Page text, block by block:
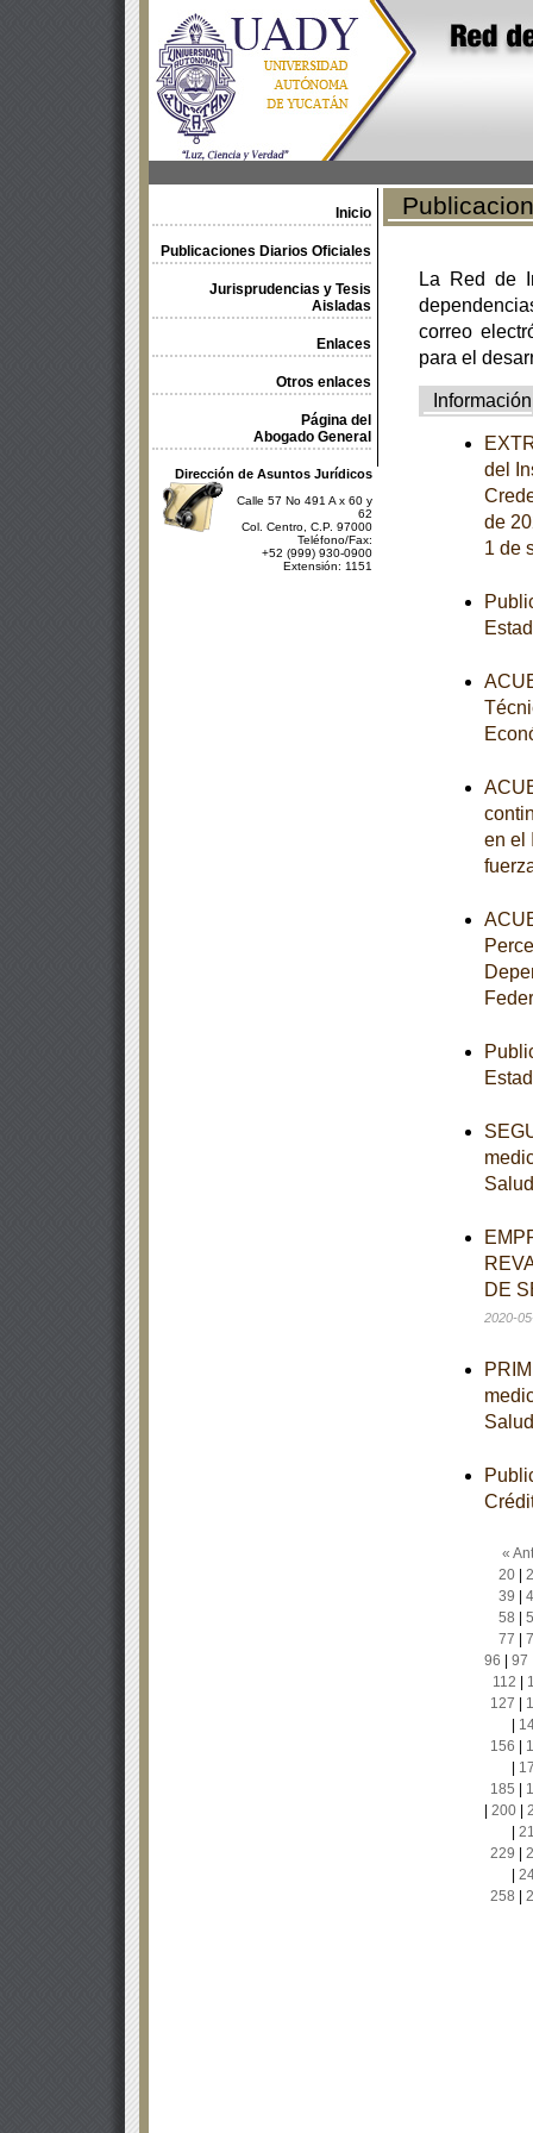
Inicio
Publicaciones Diarios Oficiales
Jurisprudencias y Tesis
Aisladas
Enlaces
Otros enlaces
Página del
Abogado General
Dirección de Asuntos Jurídicos
Calle 57 No 491 A x 60 y
62
Col. Centro, C.P. 97000
Teléfono/Fax:
+52 (999) 930-0900
Extensión: 1151
La Red de
correo
para el
Información
del
de
1 de
en el
DE
2020-
«
20|
39
58
77
96
97
112
127
156
185
200|
229
258